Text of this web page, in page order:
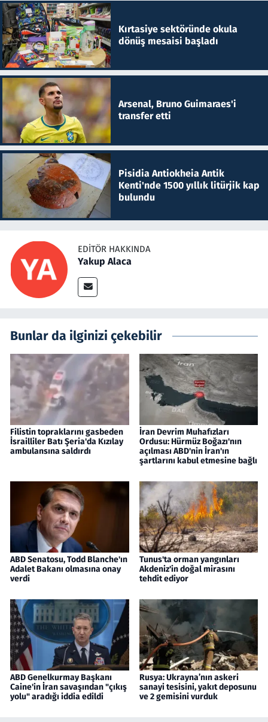
Kırtasiye sektöründe okula
dönüş mesaisi başladı
Arsenal, Bruno Guimaraes'i
transfer etti
Pisidia Antiokheia Antik
Kenti'nde 1500 yıllık litürjik kap
bulundu
EDITÖR HAKKINDA
Yakup Alaca
Bunlar da ilginizi çekebilir
Filistin topraklarını gasbeden
İsrailliler Batı Şeria'da Kızılay
ambulansına saldırdı
İran Devrim Muhafızları
Ordusu: Hürmüz Boğazı'nın
açılması ABD'nin İran'ın
şartlarını kabul etmesine bağlı
ABD Senatosu, Todd Blanche'ın
Adalet Bakanı olmasına onay
verdi
Tunus'ta orman yangınları
Akdeniz'in doğal mirasını
tehdit ediyor
ABD Genelkurmay Başkanı
Caine'in İran savaşından "çıkış
yolu" aradığı iddia edildi
Rusya: Ukrayna’nın askeri
sanayi tesisini, yakıt deposunu
ve 2 gemisini vurduk